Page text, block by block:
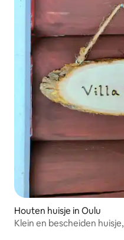
Houten huisje in Oulu
Klein en bescheiden